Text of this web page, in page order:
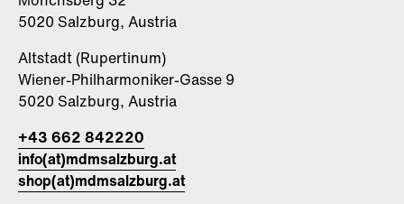
5020 Salzburg, Austria
Altstadt (Rupertinum)
Wiener-Philharmoniker-Gasse 9
5020 Salzburg, Austria
+43 662 842220
info(at)mdmsalzburg.at
shop(at)mdmsalzburg.at